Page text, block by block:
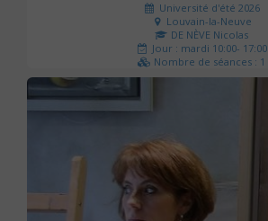
Université d'été 2026
Louvain-la-Neuve
DE NÈVE Nicolas
Jour : mardi 10:00- 17:00
Nombre de séances : 1
50 €